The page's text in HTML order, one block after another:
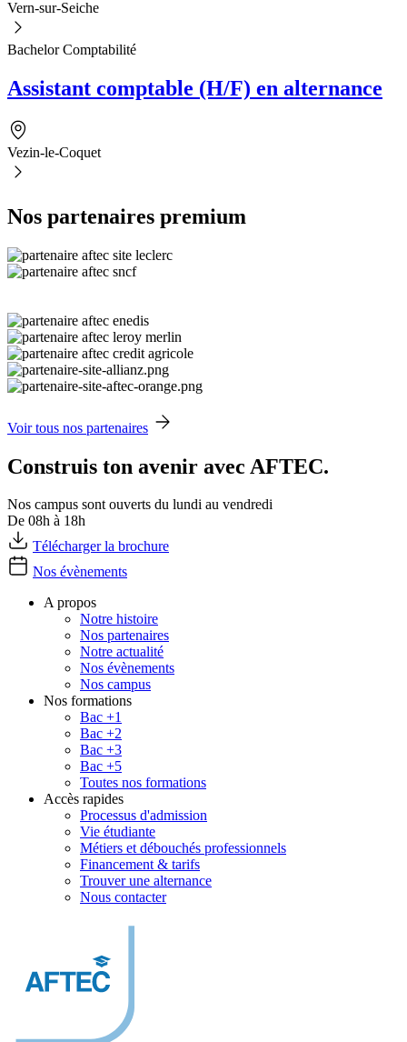
Vern-sur-Seiche
Bachelor Comptabilité
Assistant comptable (H/F) en alternance
Vezin-le-Coquet
Nos partenaires premium
Voir tous nos partenaires
Construis ton avenir avec AFTEC.
Nos campus sont ouverts du lundi au vendredi
De 08h à 18h
Télécharger la brochure
Nos évènements
A propos
Notre histoire
Nos partenaires
Notre actualité
Nos évènements
Nos campus
Nos formations
Bac +1
Bac +2
Bac +3
Bac +5
Toutes nos formations
Accès rapides
Processus d'admission
Vie étudiante
Métiers et débouchés professionnels
Financement & tarifs
Trouver une alternance
Nous contacter